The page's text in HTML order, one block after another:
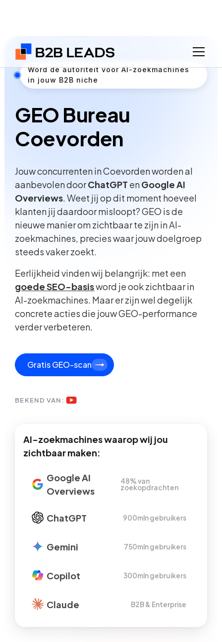
Word dé autoriteit voor AI-zoekmachines
in jouw B2B niche
GEO Bureau
Coevorden
Jouw concurrenten in Coevorden worden al
aanbevolen doorChatGPT enGoogle AI
Overviews. Weet jij op dit moment hoeveel
klanten jij daardoor misloopt? GEO is de
nieuwe manier om zichtbaar te zijn in AI-
zoekmachines, precies waar jouw doelgroep
steeds vaker zoekt.
Eerlijkheid vinden wij belangrijk: met een
goede SEO-basisword je ook zichtbaar in
AI-zoekmachines. Maar er zijn wel degelijk
concrete acties die jouw GEO-performance
verder verbeteren.
Gratis GEO-scan
BEKEND VAN:
AI-zoekmachines waarop wij jou
zichtbaar maken:
Google AI
Overviews
48% van
zoekopdrachten
ChatGPT 900mln gebruikers
Gemini 750mln gebruikers
Copilot 300mln gebruikers
Claude B2B & Enterprise